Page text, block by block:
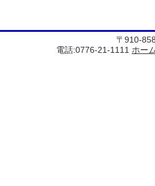
〒910-
電話:0776-21-1111 ホー